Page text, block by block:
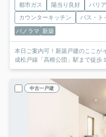
都市ガス 陽当り良好 バリ
カウンターキッチン
バス・ト
パノラマ 新築
本日ご案内可！新築戸建のここ
成松戸線「高根公団」駅まで徒
中古一戸建